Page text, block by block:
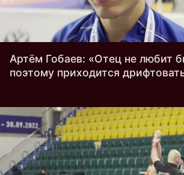
Артём Гобаев: «Отец не любит
поэтому приходится